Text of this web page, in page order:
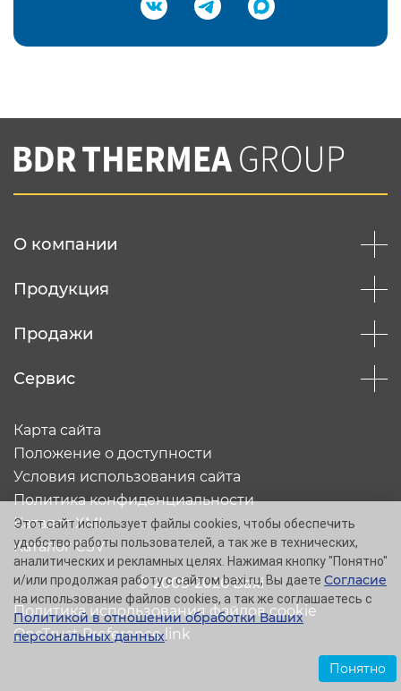
Подтвердить e-mail
Вы соглашаетесь с нашей политикой
конфеденциальности
О компании
Продукция
Продажи
Сервис
© 2005-2026 Baxi
Карта сайта
Положение о доступности
Условия использования сайта
Политика конфиденциальности
Каталог XML
Каталог CSV
Политика использования файлов cookie
OneTrust Preference link
Этот сайт использует файлы cookies, чтобы обеспечить
удобство работы пользователей, а так же в технических,
аналитических и рекламных целях. Нажимая кнопку "Понятно"
и/или продолжая работу с сайтом baxi.ru, Вы даете Согласие
на использование файлов cookies, а так же соглашаетесь с
Политикой в отношении обработки Ваших
персональных данных.
Понятно